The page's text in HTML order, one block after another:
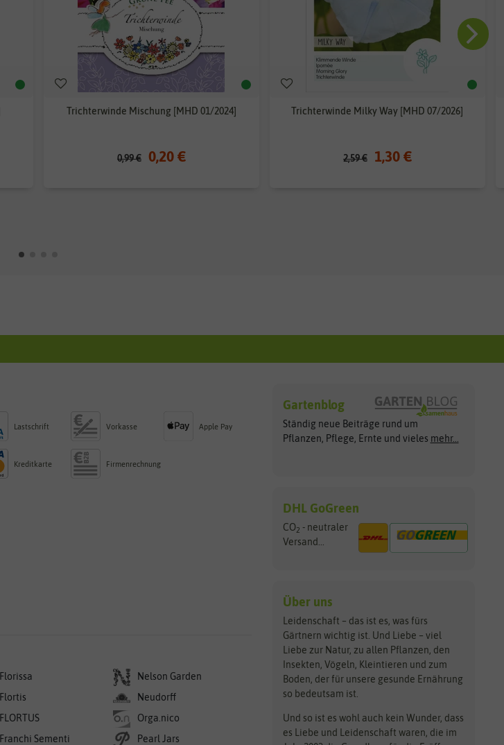
Trichterwinde Mischung [MHD 01/2024]
0,99 € 0,20 €
Trichterwinde Milky Way [MHD 07/2026]
2,59 € 1,30 €
Lastschrift Vorkasse Apple Pay
Kreditkarte Firmenrechnung
Florissa
Flortis
FLORTUS
Franchi Sementi
Nelson Garden
Neudorff
Orga.nico
Pearl Jars
Gartenblog
Ständig neue Beiträge rund um
Pflanzen, Pflege, Ernte und vieles mehr...
DHL GoGreen
CO2 - neutraler
Versand...
Über uns
Leidenschaft – das ist es, was fürs
Gärtnern wichtig ist. Und Liebe – viel
Liebe zur Natur, zu allen Pflanzen, den
Insekten, Vögeln, Kleintieren und zum
Boden, der für unsere gesunde Ernährung
so bedeutsam ist.
Und so ist es wohl auch kein Wunder, dass
es Liebe und Leidenschaft waren, die im